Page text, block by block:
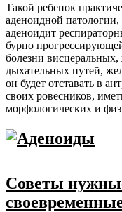
Такой ребенок
аденоидной
аденоидит
бурно
болезни
дыхательных путей,
он будет отставать в
своих ровесников,
морфологических и
Советы